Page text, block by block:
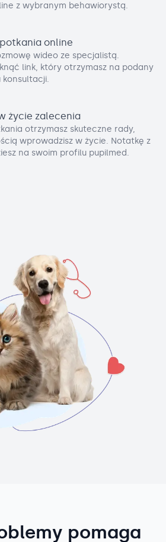
z wybranym behawiorystą.
online
wideo ze specjalistą.
link, który otrzymasz na podany
konsultacji.
życie zalecenia
otrzymasz skuteczne rady,
wprowadzisz w życie. Notatkę z
na swoim profilu pupilmed.
pomaga